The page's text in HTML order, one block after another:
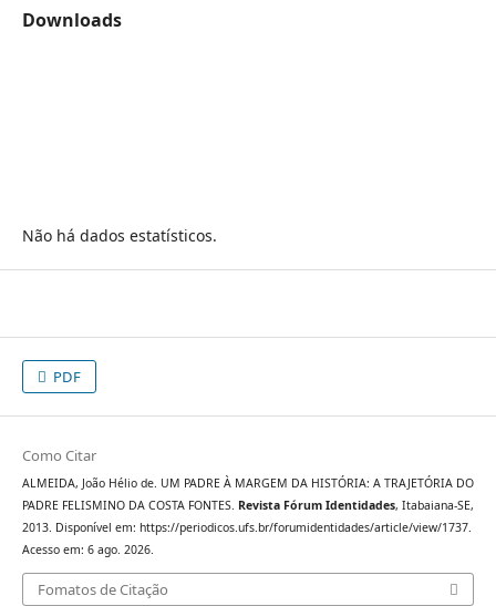
Downloads
Não há dados estatísticos.
PDF
Como Citar
ALMEIDA, João Hélio de. UM PADRE À MARGEM DA HISTÓRIA: A TRAJETÓRIA DO
PADRE FELISMINO DA COSTA FONTES. Revista Fórum Identidades, Itabaiana-SE,
2013. Disponível em: https://periodicos.ufs.br/forumidentidades/article/view/1737.
Acesso em: 6 ago. 2026.
Fomatos de Citação